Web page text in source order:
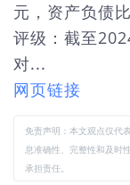
元，资产负债
评级：截至
对...
网页链接
免责声明：本文观点仅代
息准确性、完整性和及时
承担责任。